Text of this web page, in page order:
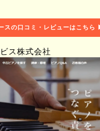
スの口コミ・レビューはこちら
ス株式会社